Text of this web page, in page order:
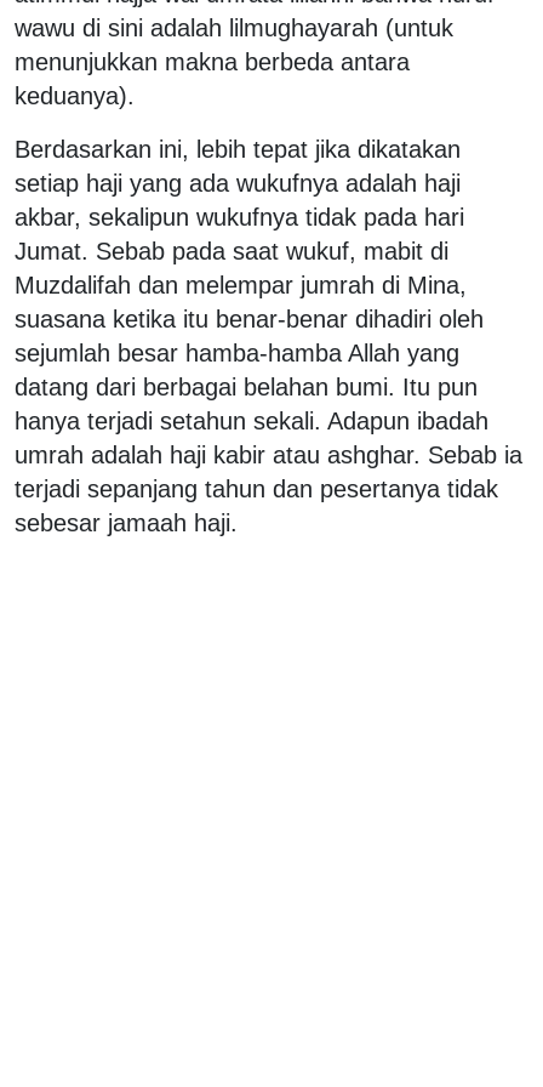
wawu di sini adalah lilmughayarah (untuk
menunjukkan makna berbeda antara
keduanya).
Berdasarkan ini, lebih tepat jika dikatakan
setiap haji yang ada wukufnya adalah haji
akbar, sekalipun wukufnya tidak pada hari
Jumat. Sebab pada saat wukuf, mabit di
Muzdalifah dan melempar jumrah di Mina,
suasana ketika itu benar-benar dihadiri oleh
sejumlah besar hamba-hamba Allah yang
datang dari berbagai belahan bumi. Itu pun
hanya terjadi setahun sekali. Adapun ibadah
umrah adalah haji kabir atau ashghar. Sebab ia
terjadi sepanjang tahun dan pesertanya tidak
sebesar jamaah haji.